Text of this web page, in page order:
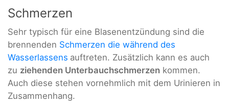
Schmerzen
Sehr typisch für eine Blasenentzündung sind die
brennenden Schmerzen die während des
Wasserlassens auftreten. Zusätzlich kann es auch
zu ziehenden Unterbauchschmerzen kommen.
Auch diese stehen vornehmlich mit dem Urinieren in
Zusammenhang.